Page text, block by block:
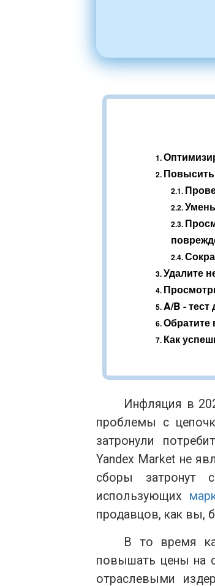
1.
2.
2.1.
2.2.
2.3.
2.4.
3.Удалите
4.
5.A/B -
6.Обратите
7. Как
Инфляция в
проблемы с
затронули
Yandex Market не
сборы затронут
использующих
продавцов, как вы,
В то время
повышать цены на
отраслевыми